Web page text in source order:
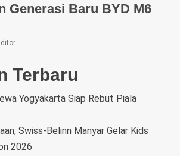
Generasi Baru BYD M6
Terbaru
Yogyakarta Siap Rebut Piala
Swiss-Belinn Manyar Gelar Kids
2026